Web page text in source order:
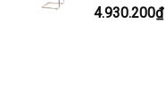
4.930.200₫